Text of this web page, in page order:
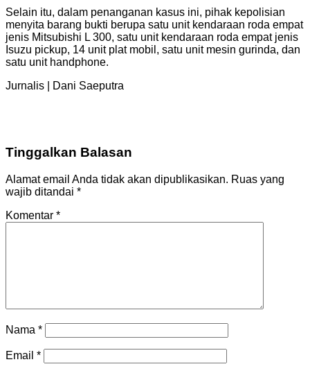
Selain itu, dalam penanganan kasus ini, pihak kepolisian
menyita barang bukti berupa satu unit kendaraan roda empat
jenis Mitsubishi L 300, satu unit kendaraan roda empat jenis
Isuzu pickup, 14 unit plat mobil, satu unit mesin gurinda, dan
satu unit handphone.
Jurnalis | Dani Saeputra
Tinggalkan Balasan
Alamat email Anda tidak akan dipublikasikan. Ruas yang
wajib ditandai *
Komentar *
Nama *
Email *